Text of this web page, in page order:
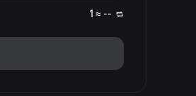
1 ≈ --